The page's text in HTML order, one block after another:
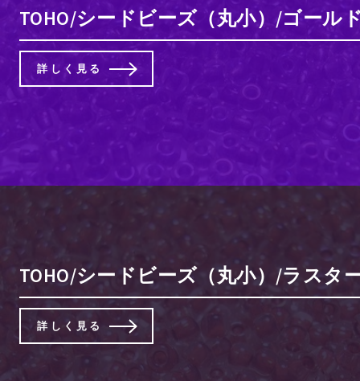
TOHO/シードビーズ（丸小）/ゴー
詳しく見る
TOHO/シードビーズ（丸小）/ラス
詳しく見る